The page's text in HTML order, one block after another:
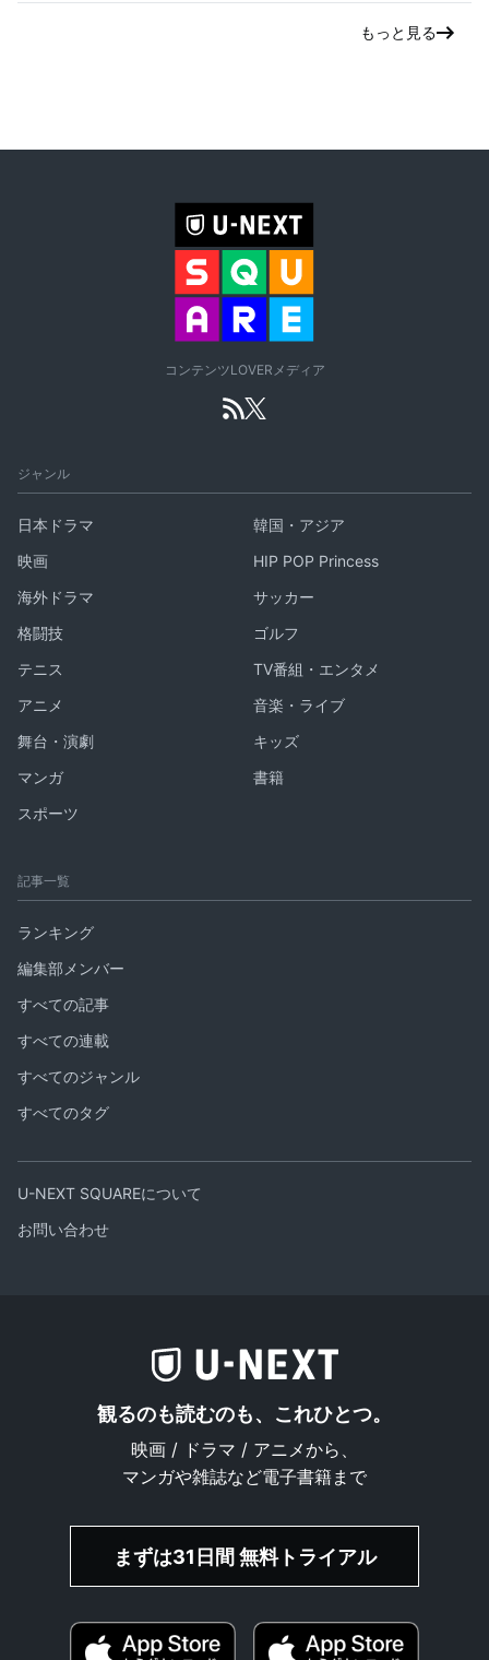
もっと見る
コンテンツLOVERメディア
ジャンル
日本ドラマ
韓国・アジア
映画
HIP POP Princess
海外ドラマ
サッカー
格闘技
ゴルフ
テニス
TV番組・エンタメ
アニメ
音楽・ライブ
舞台・演劇
キッズ
マンガ
書籍
スポーツ
記事一覧
ランキング
編集部メンバー
すべての記事
すべての連載
すべてのジャンル
すべてのタグ
U-NEXT SQUAREについて
お問い合わせ
観るのも読むのも、これひとつ。
映画 / ドラマ / アニメから、
マンガや雑誌など電子書籍まで
まずは31日間 無料トライアル